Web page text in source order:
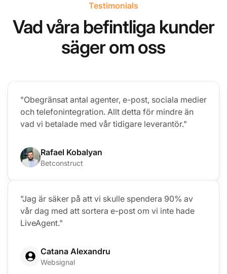
Testimonials
Vad våra befintliga kunder
säger om oss
"Obegränsat antal agenter, e-post, sociala medier
och telefonintegration. Allt detta för mindre än
vad vi betalade med vår tidigare leverantör."
Rafael Kobalyan
Betconstruct
"Jag är säker på att vi skulle spendera 90% av
vår dag med att sortera e-post om vi inte hade
LiveAgent."
Catana Alexandru
Websignal